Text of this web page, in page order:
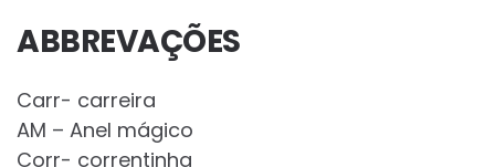
ABBREVAÇÕES
Carr- carreira
AM – Anel mágico
Corr- correntinha